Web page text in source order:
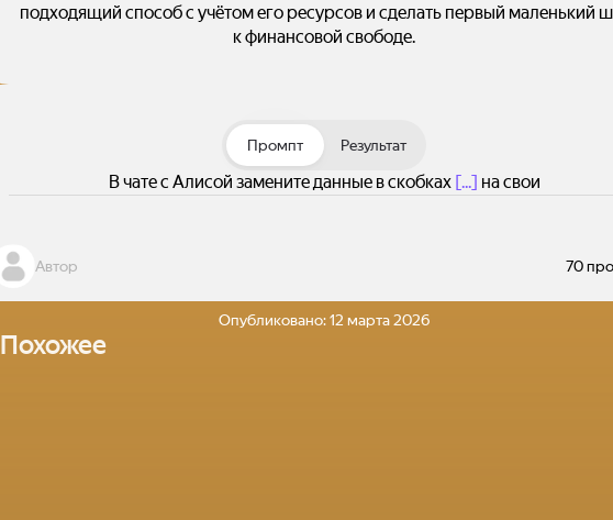
подходящий способ с учётом его ресурсов и сделать первый маленький
к финансовой свободе.
Промпт Результат
В чате с Алисой замените данные в скобках [...] на свои
Автор 70
Опубликовано:12 марта 2026
Похожее